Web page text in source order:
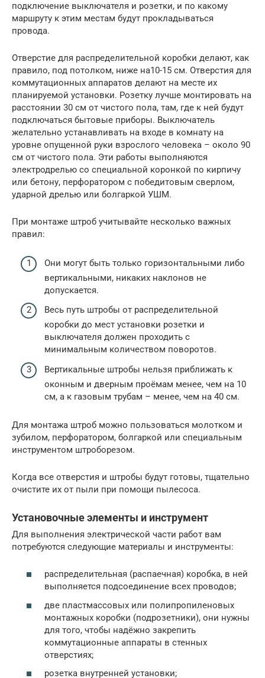
подключение выключателя и розетки, и по какому
маршруту к этим местам будут прокладываться
провода.
Отверстие для распределительной коробки делают, как
правило, под потолком, ниже на10-15 см. Отверстия для
коммутационных аппаратов делают на месте их
планируемой установки. Розетку лучше монтировать на
расстоянии 30 см от чистого пола, там, где к ней будут
подключаться бытовые приборы. Выключатель
желательно устанавливать на входе в комнату на
уровне опущенной руки взрослого человека – около 90
см от чистого пола. Эти работы выполняются
электродрелью со специальной коронкой по кирпичу
или бетону, перфоратором с победитовым сверлом,
ударной дрелью или болгаркой УШМ.
При монтаже штроб учитывайте несколько важных
правил:
Они могут быть только горизонтальными либо
вертикальными, никаких наклонов не
допускается.
Весь путь штробы от распределительной
коробки до мест установки розетки и
выключателя должен проходить с
минимальным количеством поворотов.
Вертикальные штробы нельзя приближать к
оконным и дверным проёмам менее, чем на 10
см, а к газовым трубам – менее, чем на 40 см.
Для монтажа штроб можно пользоваться молотком и
зубилом, перфоратором, болгаркой или специальным
инструментом штроборезом.
Когда все отверстия и штробы будут готовы, тщательно
очистите их от пыли при помощи пылесоса.
Установочные элементы и инструмент
Для выполнения электрической части работ вам
потребуются следующие материалы и инструменты:
распределительная (распаечная) коробка, в ней
выполняется подсоединение всех проводов;
две пластмассовых или полипропиленовых
монтажных коробки (подрозетники), они нужны
для того, чтобы надёжно закрепить
коммутационные аппараты в стенных
отверстиях;
розетка внутренней установки;